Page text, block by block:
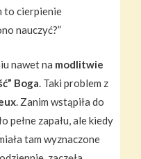
to cierpienie
nauczyć?”
nawet na modlitwie
Boga. Taki problem z
. Zanim wstąpiła do
pełne zapału, ale kiedy
tam wyznaczone